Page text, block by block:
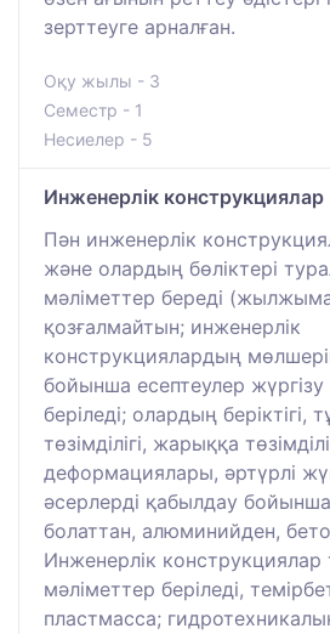
зерттеуге арналған.
Оқу жылы - 3
Семестр - 1
Несиелер - 5
Инженерлік конструкциялар
Пән инженерлік
және олардың бөліктері
мәліметтер береді
қозғалмайтын; инженерлік
конструкциялардың
бойынша есептеулер жүргізу
беріледі; олардың беріктігі,
төзімділігі, жарыққа
деформациялары, әртүрлі
әсерлерді қабылдау
болаттан, алюминийден,
Инженерлік конструкциялар
мәліметтер беріледі,
пластмасса;